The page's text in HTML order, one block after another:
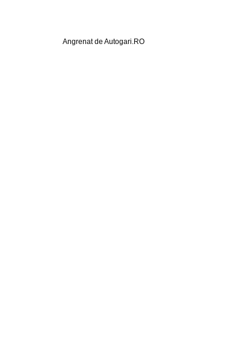
Angrenat de Autogari.RO